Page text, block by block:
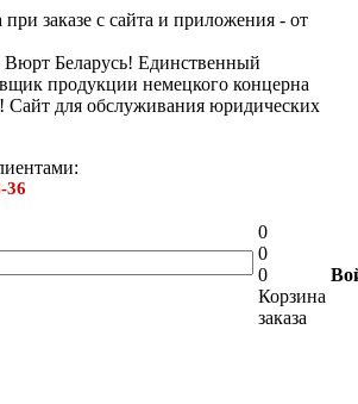
при заказе с сайта и приложения - от
Вюрт Беларусь! Единственный
продукции немецкого концерна
Сайт для обслуживания юридических
36
0
0
0
Корзина
заказа